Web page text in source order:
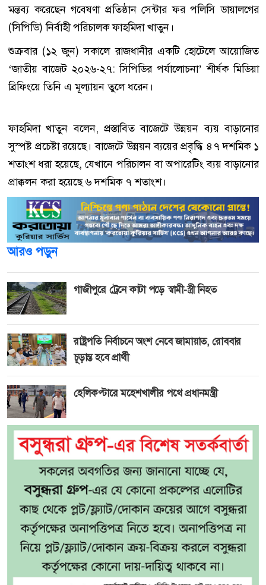
মন্তব্য করেছেন গবেষণা প্রতিষ্ঠান সেন্টার ফর পলিসি ডায়ালগের
(সিপিডি) নির্বাহী পরিচালক ফাহমিদা খাতুন।
শুক্রবার (১২ জুন) সকালে রাজধানীর একটি হোটেলে আয়োজিত
‘জাতীয় বাজেট ২০২৬-২৭: সিপিডির পর্যালোচনা’ শীর্ষক মিডিয়া
ব্রিফিংয়ে তিনি এ মূল্যায়ন তুলে ধরেন।
ফাহমিদা খাতুন বলেন, প্রস্তাবিত বাজেটে উন্নয়ন ব্যয় বাড়ানোর
সুস্পষ্ট প্রচেষ্টা রয়েছে। বাজেটে উন্নয়ন ব্যয়ের প্রবৃদ্ধি ৪৭ দশমিক ১
শতাংশ ধরা হয়েছে, যেখানে পরিচালন বা অপারেটিং ব্যয় বাড়ানোর
প্রাক্কলন করা হয়েছে ৬ দশমিক ৭ শতাংশ।
আরও পড়ুন
গাজীপুরে ট্রেনে কাটা পড়ে স্বামী-স্ত্রী নিহত
রাষ্ট্রপতি নির্বাচনে অংশ নেবে জামায়াত, রোববার
চূড়ান্ত হবে প্রার্থী
হেলিকপ্টারে মহেশখালীর পথে প্রধানমন্ত্রী